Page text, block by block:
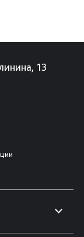
13